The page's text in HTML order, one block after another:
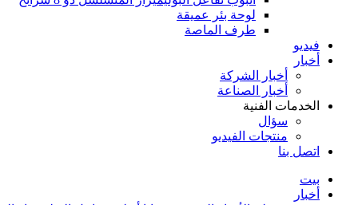
لوحة بئر عميقة
طرف الماصة
فيديو
أخبار
أخبار الشركة
أخبار الصناعة
الخدمات الفنية
سؤال
منتجات الفيديو
اتصل بنا
بيت
أخبار